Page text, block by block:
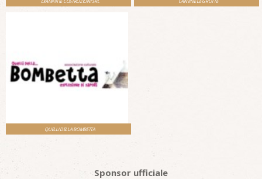
QUELLI DELLA BOMBETTA
Sponsor ufficiale